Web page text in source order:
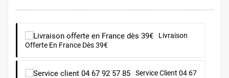
Livraison
Offerte En France Dès 39€
Service Client 04 67